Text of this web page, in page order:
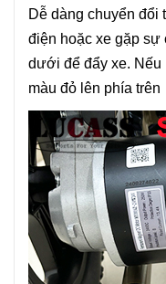
Dễ dàng chuyển đổi
điện hoặc xe gặp sự
dưới để đẩy xe. Nếu
màu đỏ lên phía trên